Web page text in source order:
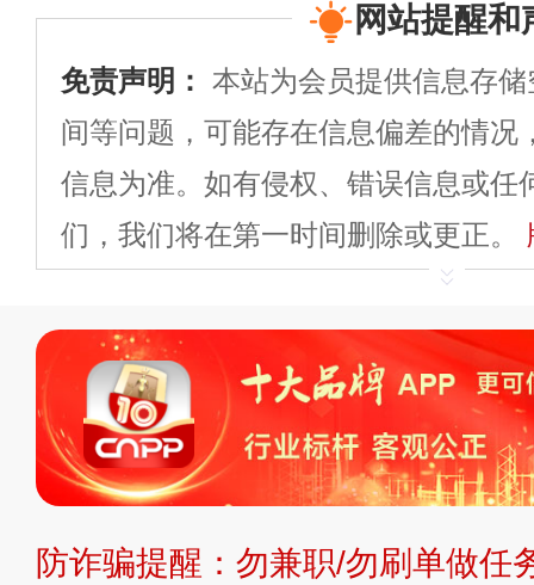
网站提醒和
免责声明： 本站为会员提供信息存
间等问题，可能存在信息偏差的情况
信息为准。如有侵权、错误信息或任
们，我们将在第一时间删除或更正。
平台自有内容（文字
标、LOGO 等）知识产权归本站所
复制、转载、商用。本站不生产产
不代理、不招商、不提供中介服务。
持投资购买的观点或意见，页面信息
提交说明： 快速提交发布>> 提交品
防诈骗提醒：勿兼职/勿刷单做任